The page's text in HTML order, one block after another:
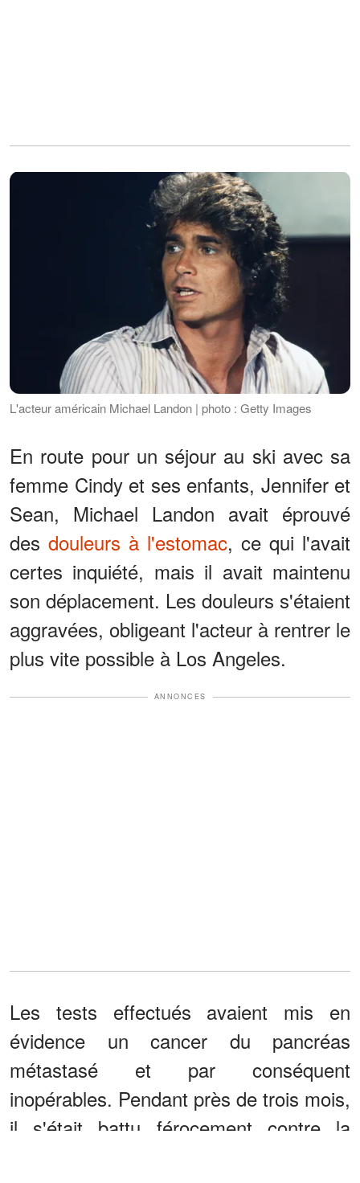
L'acteur américain Michael Landon | photo : Getty Images
En route pour un séjour au ski avec sa
femme Cindy et ses enfants, Jennifer et
Sean, Michael Landon avait éprouvé
des douleurs à l'estomac, ce qui l'avait
certes inquiété, mais il avait maintenu
son déplacement. Les douleurs s'étaient
aggravées, obligeant l'acteur à rentrer le
plus vite possible à Los Angeles.
ANNONCES
Les tests effectués avaient mis en
évidence un cancer du pancréas
métastasé et par conséquent
inopérables. Pendant près de trois mois,
il s'était battu férocement contre la